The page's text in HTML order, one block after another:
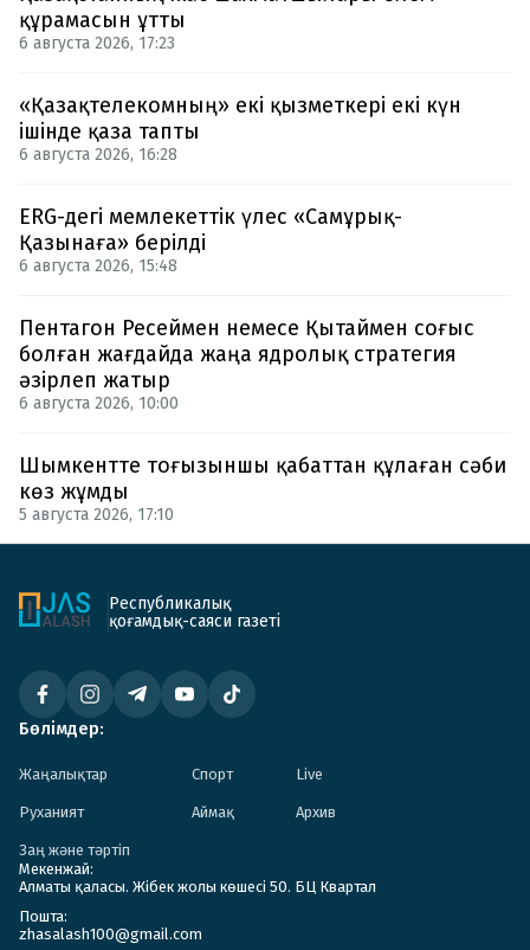
құрамасын ұтты
6 августа 2026, 17:23
«Қазақтелекомның» екі қызметкері екі күн
ішінде қаза тапты
6 августа 2026, 16:28
ERG-дегі мемлекеттік үлес «Самұрық-
Қазынаға» берілді
6 августа 2026, 15:48
Пентагон Ресеймен немесе Қытаймен соғыс
болған жағдайда жаңа ядролық стратегия
әзірлеп жатыр
6 августа 2026, 10:00
Шымкентте тоғызыншы қабаттан құлаған сәби
көз жұмды
5 августа 2026, 17:10
Республикалық
қоғамдық-саяси газеті
Бөлімдер:
Жаңалықтар Спорт Live
Руханият Аймақ Архив
Заң және тәртіп
Мекенжай:
Алматы қаласы. Жібек жолы көшесі 50. БЦ Квартал
Пошта:
zhasalash100@gmail.com